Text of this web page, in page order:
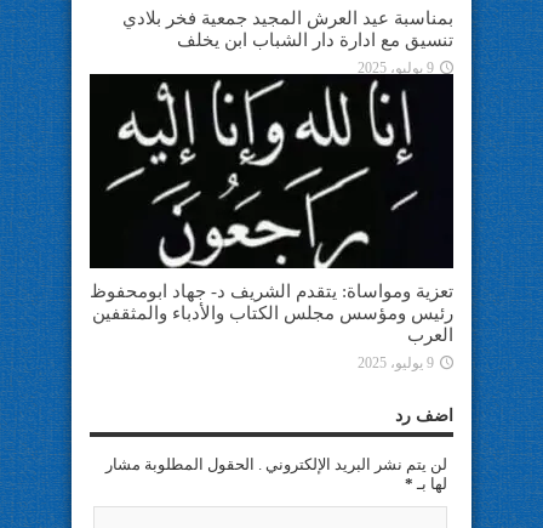
بمناسبة عيد العرش المجيد جمعية فخر بلادي
تنسيق مع ادارة دار الشباب ابن يخلف
9 يوليو، 2025
تعزية ومواساة: يتقدم الشريف د- جهاد ابومحفوظ
رئيس ومؤسس مجلس الكتاب والأدباء والمثقفين
العرب
9 يوليو، 2025
اضف رد
لن يتم نشر البريد الإلكتروني . الحقول المطلوبة مشار
لها بـ *